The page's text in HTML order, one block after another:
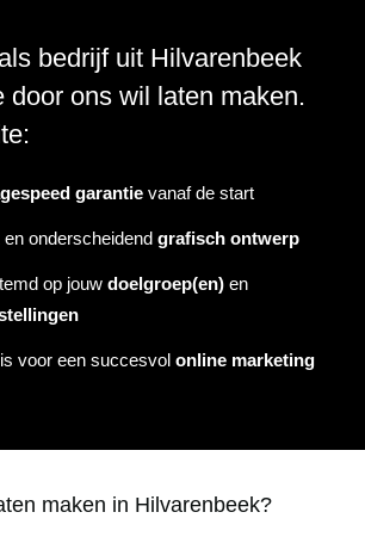
website
bureaumaken
website
kaart
strategie
advies
uitbesteden
uitbesteden
website
maken in Hilvarenbeek?
bedrijf uit Hilvarenbeek
door ons wil laten maken.
garantie vanaf de start
onderscheidend grafisch ontwerp
op jouw doelgroep(en) en
voor een succesvol online marketing